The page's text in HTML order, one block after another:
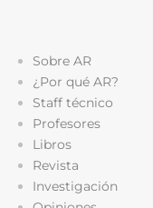
Sobre AR
¿Por qué AR?
Staff técnico
Profesores
Libros
Revista
Investigación